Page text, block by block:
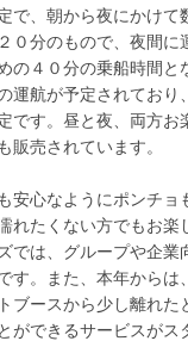
で、朝から夜にかけ
０分のもので、夜間
の４０分の乗船時間と
運航が予定されてお
です。昼と夜、両方
売されています。
安心なようにポンチ
れたくない方でもお楽
では、グループや企
す。また、本年から
ブースから少し離れ
ができるサービスがス